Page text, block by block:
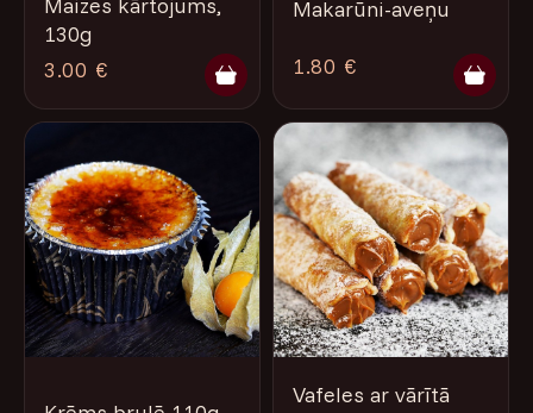
130g
3.00 €
Makarūni-aveņu
1.80 €
Vafeles ar vārītā